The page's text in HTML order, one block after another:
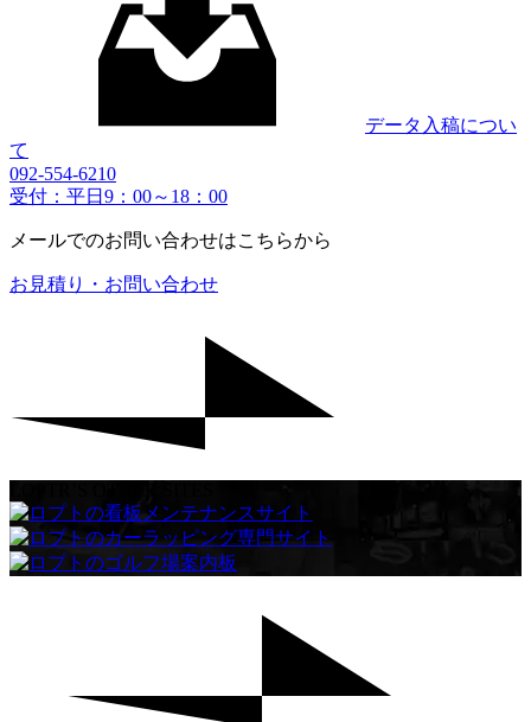
データ入稿につい
て
092-554-6210
受付：平日9：00～18：00
メールでのお問い合わせはこちらから
お見積り・お問い合わせ